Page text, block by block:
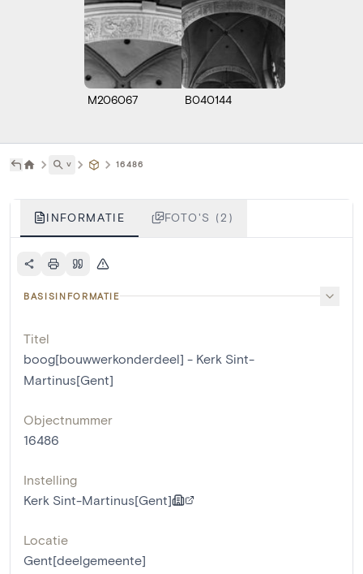
M206067 B040144
˅ 16486
INFORMATIE FOTO'S (2)
BASISINFORMATIE
Titel
boog[bouwwerkonderdeel] - Kerk Sint-
Martinus[Gent]
Objectnummer
16486
Instelling
Kerk Sint-Martinus[Gent]
Locatie
Gent[deelgemeente]